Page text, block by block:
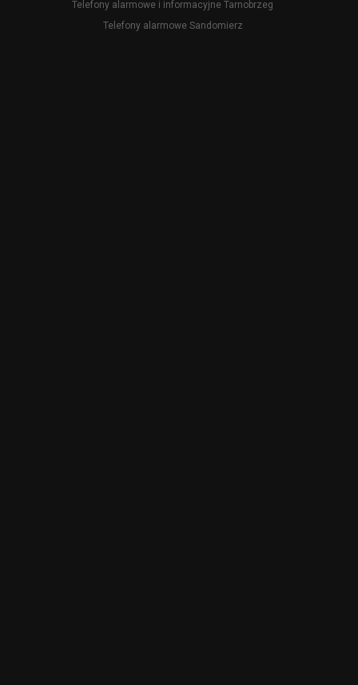
Telefony alarmowe i informacyjne Tarnobrzeg
Telefony alarmowe Sandomierz